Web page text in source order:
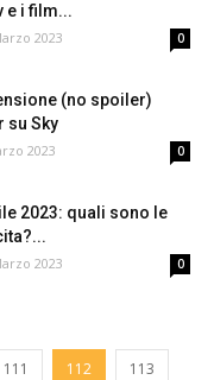
e i film...
2023 0
(no spoiler)
su Sky
2023 0
2023: quali sono le
2023 0
111 112 113